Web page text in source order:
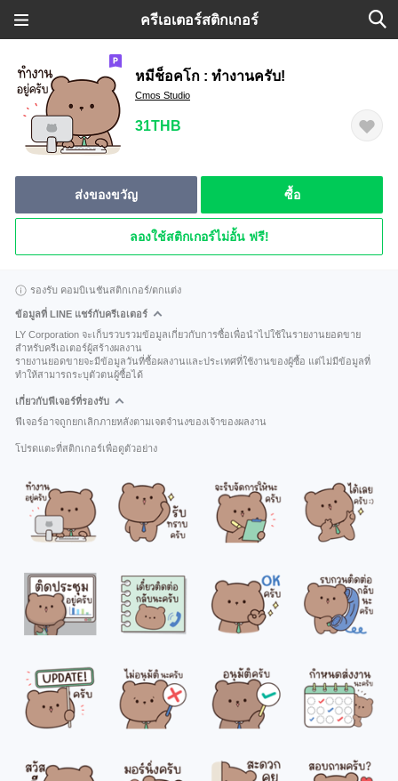
ครีเอเตอร์สติกเกอร์
หมีช็อคโก : ทำงานครับ!
Cmos Studio
31THB
ส่งของขวัญ ซื้อ
ลองใช้สติกเกอร์ไม่อั้น ฟรี!
รองรับ คอมบิเนชันสติกเกอร์/ตกแต่ง
ข้อมูลที่ LINE แชร์กับครีเอเตอร์
LY Corporation จะเก็บรวบรวมข้อมูลเกี่ยวกับการซื้อเพื่อนำไปใช้ในรายงานยอดขาย
สำหรับครีเอเตอร์ผู้สร้างผลงาน
รายงานยอดขายจะมีข้อมูลวันที่ซื้อผลงานและประเทศที่ใช้งานของผู้ซื้อ แต่ไม่มีข้อมูลที่
ทำให้สามารถระบุตัวตนผู้ซื้อได้
เกี่ยวกับฟีเจอร์ที่รองรับ
ฟีเจอร์อาจถูกยกเลิกภายหลังตามเจตจำนงของเจ้าของผลงาน
โปรดแตะที่สติกเกอร์เพื่อดูตัวอย่าง